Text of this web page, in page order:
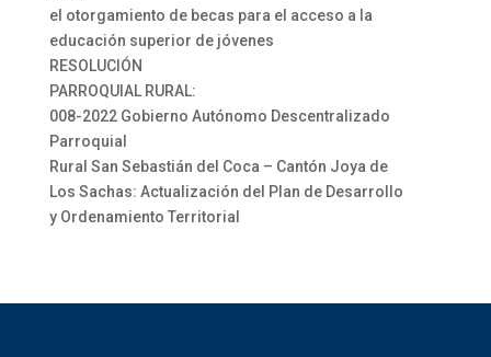
el otorgamiento de becas para el acceso a la
educación superior de jóvenes
RESOLUCIÓN
PARROQUIAL RURAL:
008-2022 Gobierno Autónomo Descentralizado
Parroquial
Rural San Sebastián del Coca – Cantón Joya de
Los Sachas: Actualización del Plan de Desarrollo
y Ordenamiento Territorial